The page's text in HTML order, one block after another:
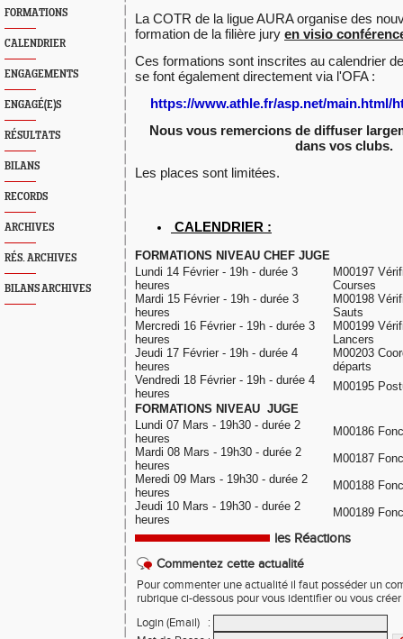
FORMATIONS
CALENDRIER
ENGAGEMENTS
ENGAGÉ(E)S
RÉSULTATS
BILANS
RECORDS
ARCHIVES
RÉS. ARCHIVES
BILANS ARCHIVES
La COTR de la ligue AURA organise des
formation de la filière jury en visio
Ces formations sont inscrites au calendrier
se font également directement via l'OFA :
https://www.athle.fr/asp.net/main.html/
Nous vous remercions de diffuser
dans vos clubs.
Les places sont limitées.
CALENDRIER :
FORMATIONS NIVEAU CHEF JUGE
Lundi 14 Février - 19h - durée 3
heures
M00197
Courses
Mardi 15 Février - 19h - durée 3
heures
M00198
Sauts
Mercredi 16 Février - 19h - durée 3
heures
M00199
Lancers
Jeudi 17 Février - 19h - durée 4
heures
M00203
départs
Vendredi 18 Février - 19h - durée 4
heures
M00195
FORMATIONS NIVEAU JUGE
Lundi 07 Mars - 19h30 - durée 2
heures
M00186
Mardi 08 Mars - 19h30 - durée 2
heures
M00187
Meredi 09 Mars - 19h30 - durée 2
heures
M00188
Jeudi 10 Mars - 19h30 - durée 2
heures
M00189
les Réactions
Commentez cette actualité
Pour commenter une actualité il faut posséder un
rubrique ci-dessous pour vous identifier ou vous
Login (Email)
: